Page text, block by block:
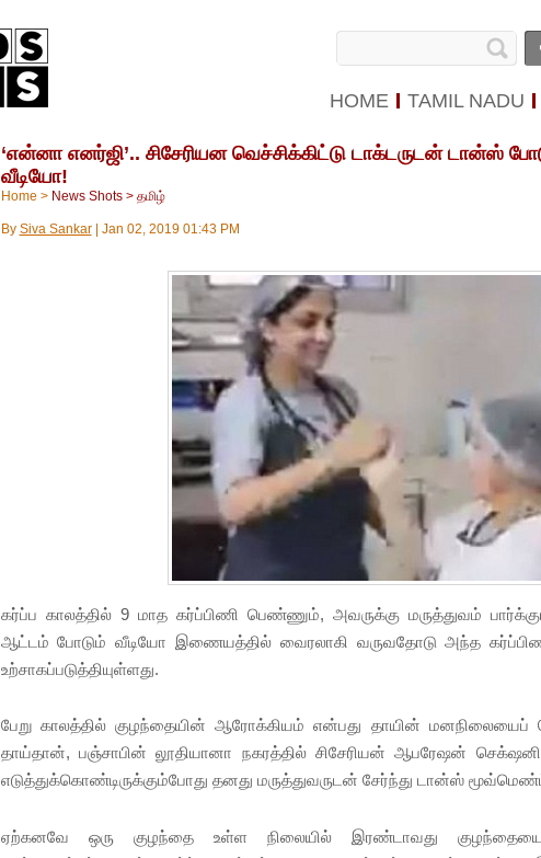
HOME TAMIL NADU
‘என்னா எனர்ஜி’.. சிசேரியன வெச்சிக்கிட்டு டாக்டருடன் டான்ஸ்
வீடியோ!
Home > News Shots> தமிழ்
By Siva Sankar| Jan 02, 2019 01:43 PM
கர்ப்ப காலத்தில் 9 மாத கர்ப்பிணி பெண்ணும், அவருக்கு மருத்துவம்
ஆட்டம் போடும் வீடியோ இணையத்தில் வைரலாகி வருவதோடு அந்த
உற்சாகப்படுத்தியுள்ளது.
பேறு காலத்தில் குழந்தையின் ஆரோக்கியம் என்பது தாயின் மனநிலையைப்
தாய்தான், பஞ்சாபின் லூதியானா நகரத்தில் சிசேரியன் ஆபரேஷன்
எடுத்துக்கொண்டிருக்கும்போது தனது மருத்துவருடன் சேர்ந்து டான்ஸ்
ஏற்கனவே ஒரு குழந்தை உள்ள நிலையில் இரண்டாவது